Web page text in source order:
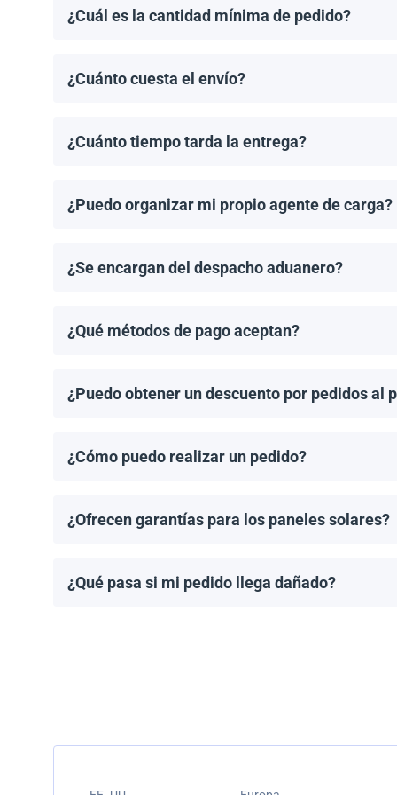
¿Cuál es la cantidad mínima de pedido?
¿Cuánto cuesta el envío?
¿Cuánto tiempo tarda la entrega?
¿Puedo organizar mi propio agente de carga?
¿Se encargan del despacho aduanero?
¿Qué métodos de pago aceptan?
¿Puedo obtener un descuento por pedidos al
¿Cómo puedo realizar un pedido?
¿Ofrecen garantías para los paneles solares?
¿Qué pasa si mi pedido llega dañado?